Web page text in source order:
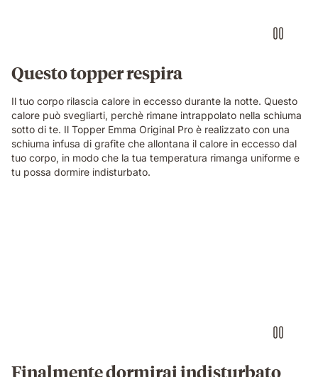
Questo topper respira
Il tuo corpo rilascia calore in eccesso durante la notte. Questo
calore può svegliarti, perchè rimane intrappolato nella schiuma
sotto di te. Il Topper Emma Original Pro è realizzato con una
schiuma infusa di grafite che allontana il calore in eccesso dal
tuo corpo, in modo che la tua temperatura rimanga uniforme e
tu possa dormire indisturbato.
Finalmente dormirai indisturbato